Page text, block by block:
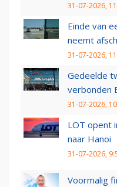
31-07-2026,
Einde van
neemt
31-07-2026,
Gedeelde
verbonden
31-07-2026,
LOT opent
naar Hanoi
31-07-2026,
Voormalig